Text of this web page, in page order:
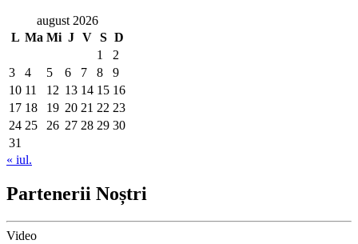
august 2026
L Ma Mi J V S D
1
2
3
4 5 6 7 8
9
10 11 12 13 14 15 16
17 18 19 20 21 22 23
24 25 26 27 28 29 30
31
« iul.
Partenerii Noștri
Video